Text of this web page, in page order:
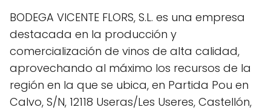
BODEGA VICENTE FLORS, S.L. es una empresa
destacada en la producción y
comercialización de vinos de alta calidad,
aprovechando al máximo los recursos de la
región en la que se ubica, en Partida Pou en
Calvo, S/N, 12118 Useras/Les Useres, Castellón,